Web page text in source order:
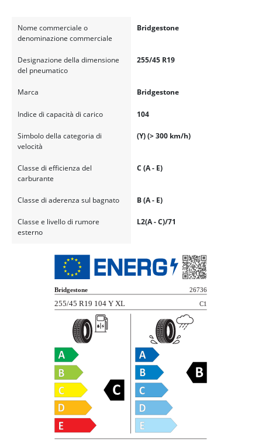
Nome commerciale o
denominazione commerciale
Bridgestone
Designazione della dimensione
del pneumatico
255/45 R19
Marca Bridgestone
Indice di capacità di carico 104
Simbolo della categoria di
velocità
(Y) (> 300 km/h)
Classe di efficienza del
carburante
C (A - E)
Classe di aderenza sul bagnato B (A - E)
Classe e livello di rumore
esterno
L2(A - C)/71